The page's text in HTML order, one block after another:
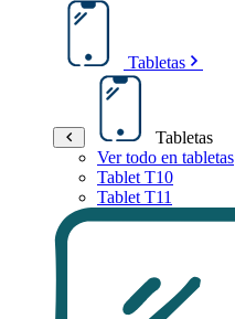
Tabletas
Tabletas
Ver todo en tabletas
Tablet T10
Tablet T11